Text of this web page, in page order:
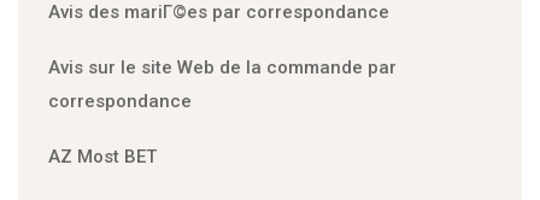
Avis des mariГ©es par correspondance
Avis sur le site Web de la commande par
correspondance
AZ Most BET